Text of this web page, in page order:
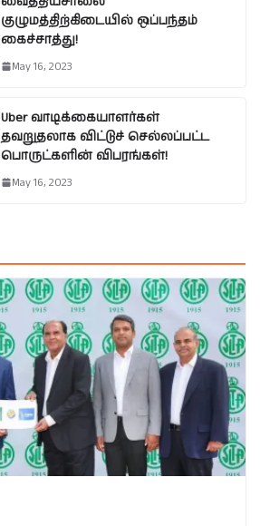
குழுமத்திற்கிடையில் ஒப்பந்தம்
கைச்சாத்து!
May 16, 2023
Uber வாடிக்கையாளர்கள்
தவறுதலாக விட்டுச் செல்லப்பட்ட
பொருட்களின் விபரங்கள்!
May 16, 2023